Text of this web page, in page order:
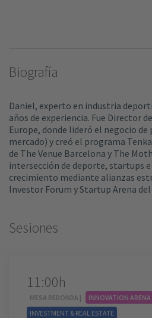
Biografía
Daniel, experto en industria
años de experiencia. Fue Director
Europe, donde lideró el negocio de
mercado) y creó el programa
de The Venue Barcelona y The
intersección de deporte, startups
crecimiento mediante alianzas
Investor Forum y Startup Arena
Sesiones
11:00h
MESA REDONDA |
INNOVATION ARENA
INVESTMENT & REAL ESTATE